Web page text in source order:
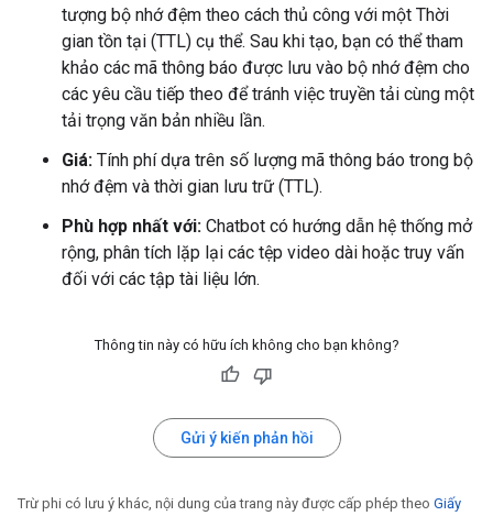
tượng bộ nhớ đệm theo cách thủ công với một Thời
gian tồn tại (TTL) cụ thể. Sau khi tạo, bạn có thể tham
khảo các mã thông báo được lưu vào bộ nhớ đệm cho
các yêu cầu tiếp theo để tránh việc truyền tải cùng một
tải trọng văn bản nhiều lần.
Giá: Tính phí dựa trên số lượng mã thông báo trong bộ
nhớ đệm và thời gian lưu trữ (TTL).
Phù hợp nhất với: Chatbot có hướng dẫn hệ thống mở
rộng, phân tích lặp lại các tệp video dài hoặc truy vấn
đối với các tập tài liệu lớn.
Thông tin này có hữu ích không cho bạn không?
Gửi ý kiến phản hồi
Trừ phi có lưu ý khác, nội dung của trang này được cấp phép theo Giấy